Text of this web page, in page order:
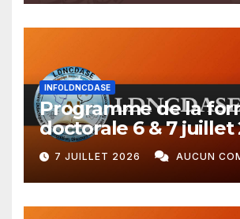
INFOLDNCDASE
Programme de la
doctorale 6 & 7 juillet
7 JUILLET 2026 AUCUN